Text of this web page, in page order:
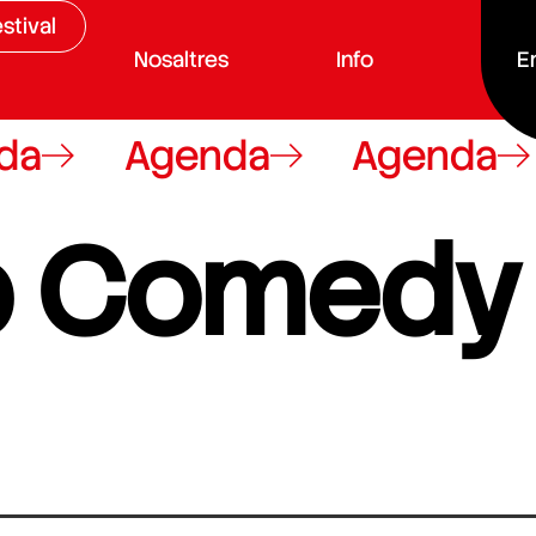
Nosaltres
Info
Agenda Agenda
Comedy